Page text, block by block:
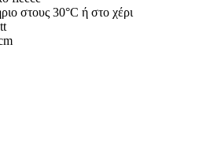
στους 30°C ή στο χέρι